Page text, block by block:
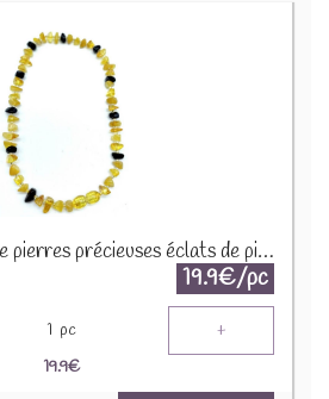
Ambre - Collier de pierres précieuses éclats de pierres 45cm COLC-AMB
19.9€/pc
1 pc +
19.9€